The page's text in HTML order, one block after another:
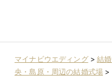
マイナビウエディング>結
央・島原・周辺の結婚式場 >